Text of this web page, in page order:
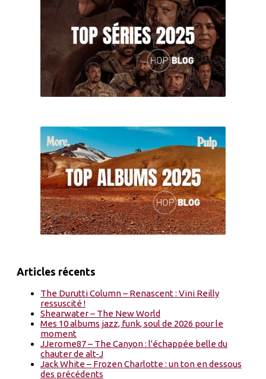
Articles récents
The Durutti Column – Renascent : Vini Reilly
ressuscité !
Shearwater – The New World
Mes 10 albums jazz, funk, soul de 2026 pour le
moment
JJerome87 – The Canyon : l'échappée belle du
chauter de alt-J
Jack White – Frozen Charlotte : un ton en dessous
des précédents